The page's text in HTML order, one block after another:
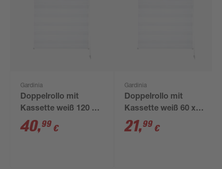
Gardinia
Doppelrollo mit
Kassette weiß 120 x
160 cm
40,99 €
Gardinia
Doppelrollo mit
Kassette weiß 60 x
160 cm
21,99 €